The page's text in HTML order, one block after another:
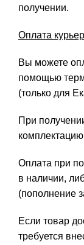
получении.
Оплата
Вы можете
помощью
(только для
При
комплектацию
Оплата при
в наличии,
(пополнение
Если товар
требуется